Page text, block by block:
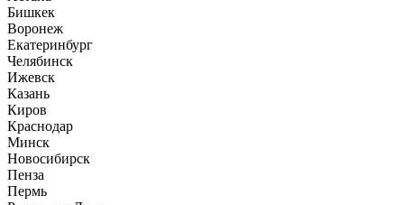
Бишкек
Воронеж
Екатеринбург
Челябинск
Ижевск
Казань
Киров
Краснодар
Минск
Новосибирск
Пенза
Пермь